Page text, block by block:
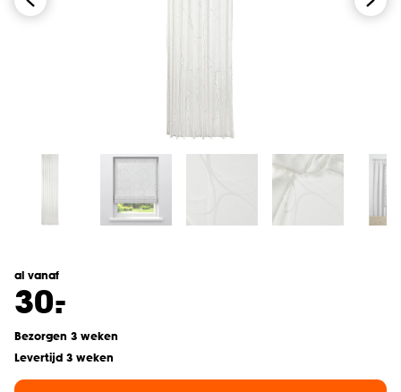
al vanaf
30.
-
Bezorgen 3 weken
Levertijd 3 weken